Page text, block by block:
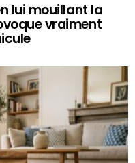
lui mouillant la
vraiment